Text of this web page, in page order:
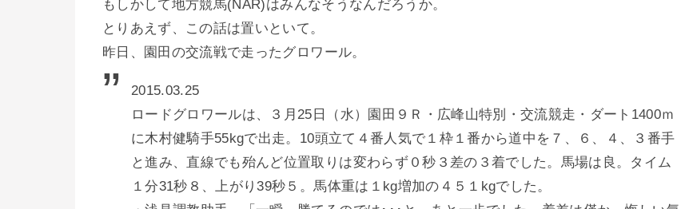
もしかして地方競馬(NAR)はみんなそうなんだろうか。
とりあえず、この話は置いといて。
昨日、園田の交流戦で走ったグロワール。
2015.03.25
ロードグロワールは、３月25日（水）園田９Ｒ・広峰山特別・交流競走・ダート1400ｍ
に木村健騎手55kgで出走。10頭立て４番人気で１枠１番から道中を７、６、４、３番手
と進み、直線でも殆んど位置取りは変わらず０秒３差の３着でした。馬場は良。タイム
１分31秒８、上がり39秒５。馬体重は１kg増加の４５１kgでした。